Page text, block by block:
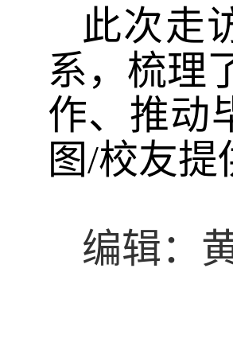
此次走
系，梳理
作、推动
图/校友提
编辑：